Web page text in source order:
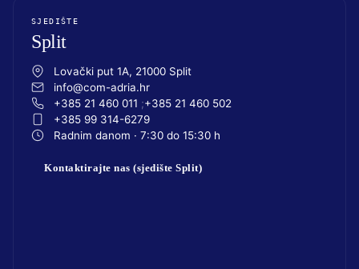
SJEDIŠTE
Split
Lovački put 1A, 21000 Split
info@com-adria.hr
+385 21 460 011
+385 21 460 502
+385 99 314-6279
Radnim danom · 7:30 do 15:30 h
Kontaktirajte nas (sjedište Split)